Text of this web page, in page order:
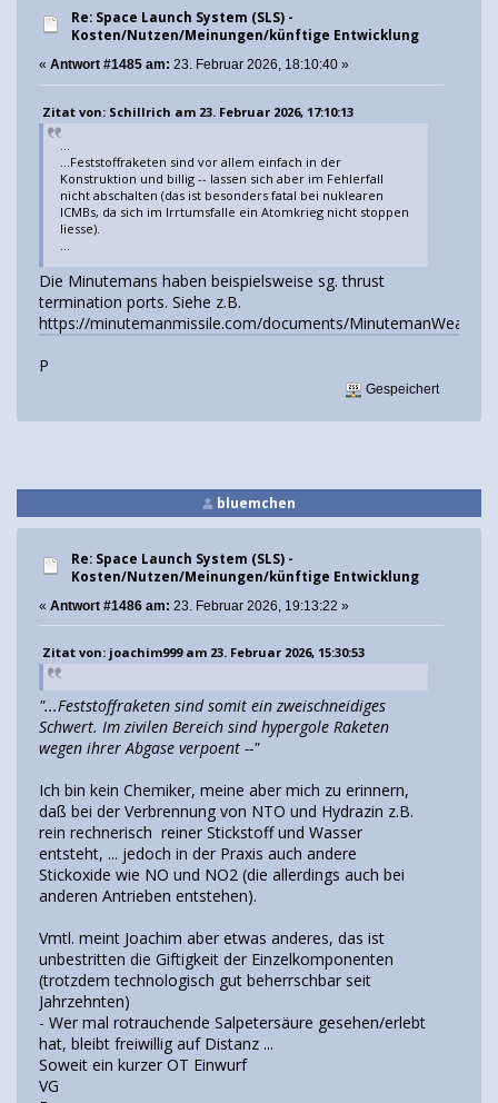
Re: Space Launch System (SLS) -
Kosten/Nutzen/Meinungen/künftige Entwicklung
« Antwort #1485 am: 23. Februar 2026, 18:10:40 »
Zitat von: Schillrich am 23. Februar 2026, 17:10:13
...
...Feststoffraketen sind vor allem einfach in der
Konstruktion und billig -- lassen sich aber im Fehlerfall
nicht abschalten (das ist besonders fatal bei nuklearen
ICMBs, da sich im Irrtumsfalle ein Atomkrieg nicht stoppen
liesse).
...
Die Minutemans haben beispielsweise sg. thrust
termination ports. Siehe z.B.
https://minutemanmissile.com/documents/
P
Gespeichert
bluemchen
Re: Space Launch System (SLS) -
Kosten/Nutzen/Meinungen/künftige Entwicklung
« Antwort #1486 am: 23. Februar 2026, 19:13:22 »
Zitat von: joachim999 am 23. Februar 2026, 15:30:53
"...Feststoffraketen sind somit ein zweischneidiges
Schwert. Im zivilen Bereich sind hypergole Raketen
wegen ihrer Abgase verpoent --"
Ich bin kein Chemiker, meine aber mich zu erinnern,
daß bei der Verbrennung von NTO und Hydrazin z.B.
rein rechnerisch reiner Stickstoff und Wasser
entsteht, ... jedoch in der Praxis auch andere
Stickoxide wie NO und NO2 (die allerdings auch bei
anderen Antrieben entstehen).
Vmtl. meint Joachim aber etwas anderes, das ist
unbestritten die Giftigkeit der Einzelkomponenten
(trotzdem technologisch gut beherrschbar seit
Jahrzehnten)
- Wer mal rotrauchende Salpetersäure gesehen/erlebt
hat, bleibt freiwillig auf Distanz ...
Soweit ein kurzer OT Einwurf
VG